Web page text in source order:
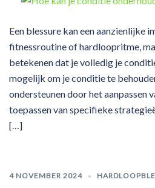
Een blessure kan een aanzienlijke
fitnessroutine of hardloopritme,
betekenen dat je volledig je
mogelijk om je conditie te
ondersteunen door het aanpassen
toepassen van specifieke
[…]
4 NOVEMBER 2024